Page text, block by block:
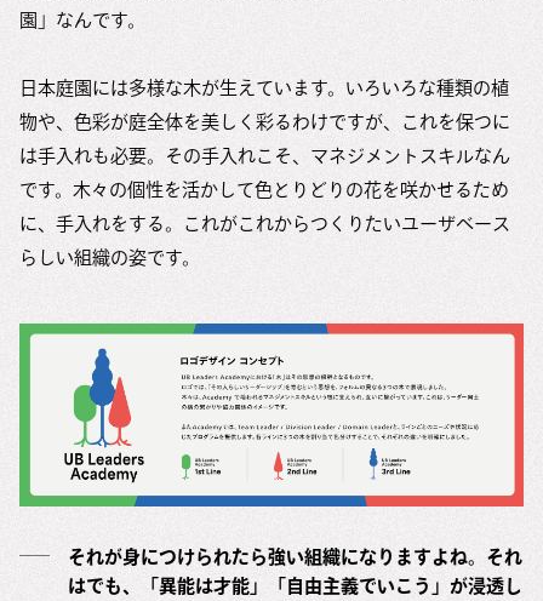
園」なんです。
日本庭園には多様な木が生えています。いろいろな種類の植
物や、色彩が庭全体を美しく彩るわけですが、これを保つに
は手入れも必要。その手入れこそ、マネジメントスキルなん
です。木々の個性を活かして色とりどりの花を咲かせるため
に、手入れをする。これがこれからつくりたいユーザベース
らしい組織の姿です。
それが身につけられたら強い組織になりますよね。それ
はでも、「異能は才能」「自由主義でいこう」が浸透し